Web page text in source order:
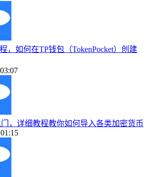
，如何在TP钱包（TokenPocket）创建
，详细教程教你如何导入各类加密货币